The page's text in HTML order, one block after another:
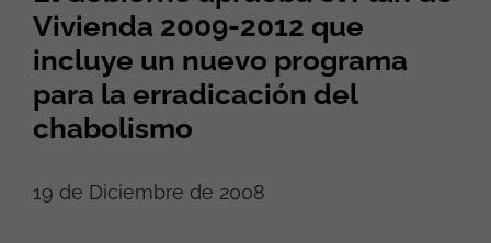
Vivienda 2009-2012 que
incluye un nuevo programa
para la erradicación del
chabolismo
19 de Diciembre de 2008